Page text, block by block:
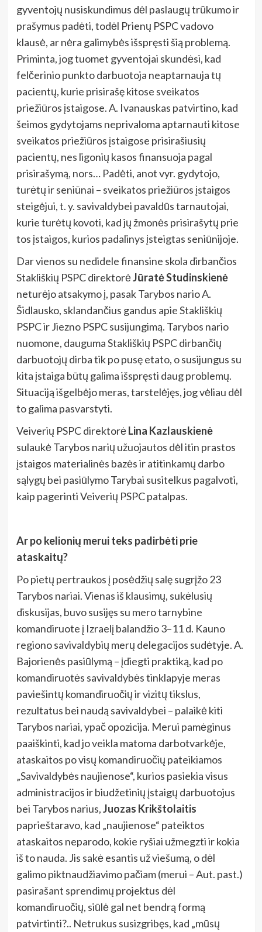
gyventojų nusiskundimus dėl paslaugų trūkumo ir
prašymus padėti, todėl Prienų PSPC vadovo
klausė, ar nėra galimybės išspręsti šią problemą.
Priminta, jog tuomet gyventojai skundėsi, kad
felčerinio punkto darbuotoja neaptarnauja tų
pacientų, kurie prisirašę kitose sveikatos
priežiūros įstaigose. A. Ivanauskas patvirtino, kad
šeimos gydytojams neprivaloma aptarnauti kitose
sveikatos priežiūros įstaigose prisirašiusių
pacientų, nes ligonių kasos finansuoja pagal
prisirašymą, nors… Padėti, anot vyr. gydytojo,
turėtų ir seniūnai – sveikatos priežiūros įstaigos
steigėjui, t. y. savivaldybei pavaldūs tarnautojai,
kurie turėtų kovoti, kad jų žmonės prisirašytų prie
tos įstaigos, kurios padalinys įsteigtas seniūnijoje.
Dar vienos su nedidele finansine skola dirbančios
Stakliškių PSPC direktorėJūratė Studinskienė
neturėjo atsakymo į, pasak Tarybos nario A.
Šidlausko, sklandančius gandus apie Stakliškių
PSPC ir Jiezno PSPC susijungimą. Tarybos nario
nuomone, dauguma Stakliškių PSPC dirbančių
darbuotojų dirba tik po pusę etato, o susijungus su
kita įstaiga būtų galima išspręsti daug problemų.
Situaciją išgelbėjo meras, tarstelėjęs, jog vėliau dėl
to galima pasvarstyti.
Veiverių PSPC direktorėLina Kazlauskienė
sulaukė Tarybos narių užuojautos dėl itin prastos
įstaigos materialinės bazės ir atitinkamų darbo
sąlygų bei pasiūlymo Tarybai susitelkus pagalvoti,
kaip pagerinti Veiverių PSPC patalpas.
Ar po kelionių merui teks padirbėti prie
ataskaitų?
Po pietų pertraukos į posėdžių salę sugrįžo 23
Tarybos nariai. Vienas iš klausimų, sukėlusių
diskusijas, buvo susijęs su mero tarnybine
komandiruote į Izraelį balandžio 3–11 d. Kauno
regiono savivaldybių merų delegacijos sudėtyje. A.
Bajorienės pasiūlymą – įdiegti praktiką, kad po
komandiruotės savivaldybės tinklapyje meras
paviešintų komandiruočių ir vizitų tikslus,
rezultatus bei naudą savivaldybei – palaikė kiti
Tarybos nariai, ypač opozicija. Merui pamėginus
paaiškinti, kad jo veikla matoma darbotvarkėje,
ataskaitos po visų komandiruočių pateikiamos
„Savivaldybės naujienose“, kurios pasiekia visus
administracijos ir biudžetinių įstaigų darbuotojus
bei Tarybos narius,Juozas Krikštolaitis
paprieštaravo, kad „naujienose“ pateiktos
ataskaitos neparodo, kokie ryšiai užmegzti ir kokia
iš to nauda. Jis sakė esantis už viešumą, o dėl
galimo piktnaudžiavimo pačiam (merui – Aut. past.)
pasirašant sprendimų projektus dėl
komandiruočių, siūlė gal net bendrą formą
patvirtinti?.. Netrukus susizgribęs, kad „mūsų